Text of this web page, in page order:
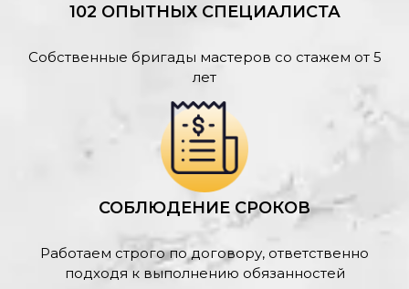
102 ОПЫТНЫХ СПЕЦИАЛИСТА
Собственные бригады мастеров со стажем от 5
лет
СОБЛЮДЕНИЕ СРОКОВ
Работаем строго по договору, ответственно
подходя к выполнению обязанностей